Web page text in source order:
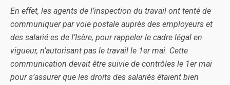
En effet, les agents de l’inspection du travail ont tenté de
communiquer par voie postale auprès des employeurs et
des salarié·es de l’Isère, pour rappeler le cadre légal en
vigueur, n’autorisant pas le travail le 1er mai. Cette
communication devait être suivie de contrôles le 1er mai
pour s’assurer que les droits des salariés étaient bien